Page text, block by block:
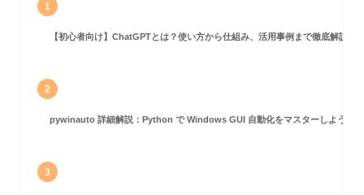
1
【初心者向け】ChatGPTとは？使い方から仕組み、活用事例まで徹底解説
2
pywinauto 詳細解説：Python で Windows GUI 自動化をマスターしよう！
3